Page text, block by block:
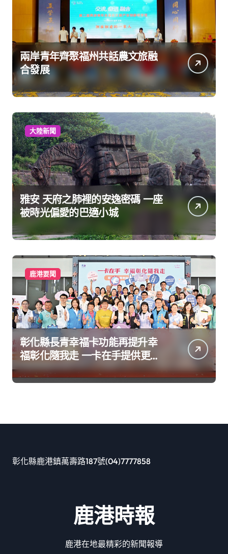
兩岸青年齊聚福州共話農文旅融
合發展
大陸新聞
雅安 天府之肺裡的安逸密碼 一座
被時光偏愛的巴適小城
鹿港要聞
彰化縣長青幸福卡功能再提升幸
福彰化隨我走 一卡在手提供更完
善及貼近生活的福利服務
彰化縣鹿港鎮萬壽路187號(04)7777858
鹿港時報
鹿港在地最精彩的新聞報導